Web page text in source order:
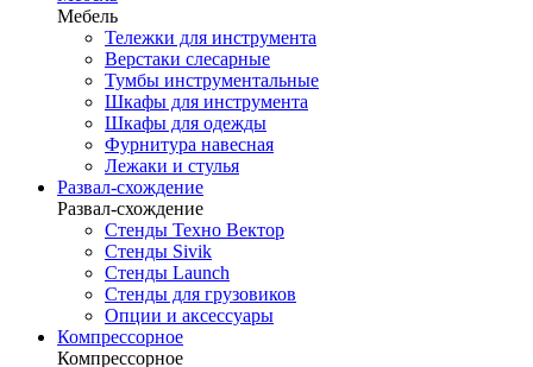
Мебель
Тележки для инструмента
Верстаки слесарные
Тумбы инструментальные
Шкафы для инструмента
Шкафы для одежды
Фурнитура навесная
Лежаки и стулья
Развал-схождение
Развал-схождение
Стенды Техно Вектор
Стенды Sivik
Стенды Launch
Стенды для грузовиков
Опции и аксессуары
Компрессорное
Компрессорное